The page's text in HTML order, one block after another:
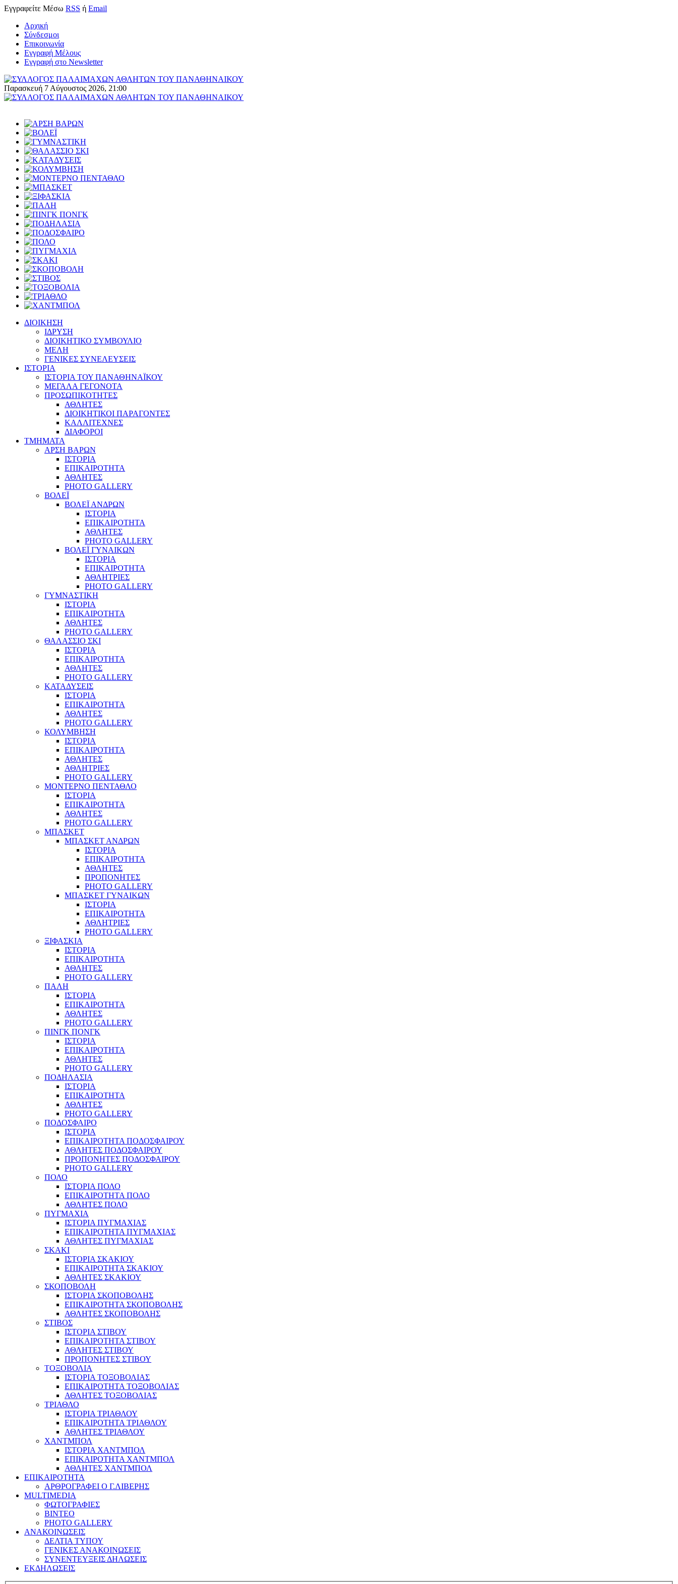
Εγγραφείτε Μέσω RSS ή Email
Αρχική
Σύνδεσμοι
Επικοινωνία
Εγγραφή Μέλους
Εγγραφή στο Newsletter
Παρασκευή 7 Αύγουστος 2026, 21:00
ΔΙΟΙΚΗΣΗ
ΙΔΡΥΣΗ
ΔΙΟΙΚΗΤΙΚΟ ΣΥΜΒΟΥΛΙΟ
ΜΕΛΗ
ΓΕΝΙΚΕΣ ΣΥΝΕΛΕΥΣΕΙΣ
ΙΣΤΟΡΙΑ
ΙΣΤΟΡΙΑ ΤΟΥ ΠΑΝΑΘΗΝΑΪΚΟΥ
ΜΕΓΑΛΑ ΓΕΓΟΝΟΤΑ
ΠΡΟΣΩΠΙΚΟΤΗΤΕΣ
ΑΘΛΗΤΕΣ
ΔΙΟΙΚΗΤΙΚΟΙ ΠΑΡΑΓΟΝΤΕΣ
ΚΑΛΛΙΤΕΧΝΕΣ
ΔΙΑΦΟΡΟΙ
ΤΜΗΜΑΤΑ
ΑΡΣΗ ΒΑΡΩΝ
ΙΣΤΟΡΙΑ
ΕΠΙΚΑΙΡΟΤΗΤΑ
ΑΘΛΗΤΕΣ
PHOTO GALLERY
ΒΟΛΕΪ
ΒΟΛΕΪ ΑΝΔΡΩΝ
ΙΣΤΟΡΙΑ
ΕΠΙΚΑΙΡΟΤΗΤΑ
ΑΘΛΗΤΕΣ
PHOTO GALLERY
ΒΟΛΕΪ ΓΥΝΑΙΚΩΝ
ΙΣΤΟΡΙΑ
ΕΠΙΚΑΙΡΟΤΗΤΑ
ΑΘΛΗΤΡΙΕΣ
PHOTO GALLERY
ΓΥΜΝΑΣΤΙΚΗ
ΙΣΤΟΡΙΑ
ΕΠΙΚΑΙΡΟΤΗΤΑ
ΑΘΛΗΤΕΣ
PHOTO GALLERY
ΘΑΛΑΣΣΙΟ ΣΚΙ
ΙΣΤΟΡΙΑ
ΕΠΙΚΑΙΡΟΤΗΤΑ
ΑΘΛΗΤΕΣ
PHOTO GALLERY
ΚΑΤΑΔΥΣΕΙΣ
ΙΣΤΟΡΙΑ
ΕΠΙΚΑΙΡΟΤΗΤΑ
ΑΘΛΗΤΕΣ
PHOTO GALLERY
ΚΟΛΥΜΒΗΣΗ
ΙΣΤΟΡΙΑ
ΕΠΙΚΑΙΡΟΤΗΤΑ
ΑΘΛΗΤΕΣ
ΑΘΛΗΤΡΙΕΣ
PHOTO GALLERY
ΜΟΝΤΕΡΝΟ ΠΕΝΤΑΘΛΟ
ΙΣΤΟΡΙΑ
ΕΠΙΚΑΙΡΟΤΗΤΑ
ΑΘΛΗΤΕΣ
PHOTO GALLERY
ΜΠΑΣΚΕΤ
ΜΠΑΣΚΕΤ ΑΝΔΡΩΝ
ΙΣΤΟΡΙΑ
ΕΠΙΚΑΙΡΟΤΗΤΑ
ΑΘΛΗΤΕΣ
ΠΡΟΠΟΝΗΤΕΣ
PHOTO GALLERY
ΜΠΑΣΚΕΤ ΓΥΝΑΙΚΩΝ
ΙΣΤΟΡΙΑ
ΕΠΙΚΑΙΡΟΤΗΤΑ
ΑΘΛΗΤΡΙΕΣ
PHOTO GALLERY
ΞΙΦΑΣΚΙΑ
ΙΣΤΟΡΙΑ
ΕΠΙΚΑΙΡΟΤΗΤΑ
ΑΘΛΗΤΕΣ
PHOTO GALLERY
ΠΑΛΗ
ΙΣΤΟΡΙΑ
ΕΠΙΚΑΙΡΟΤΗΤΑ
ΑΘΛΗΤΕΣ
PHOTO GALLERY
ΠΙΝΓΚ ΠΟΝΓΚ
ΙΣΤΟΡΙΑ
ΕΠΙΚΑΙΡΟΤΗΤΑ
ΑΘΛΗΤΕΣ
PHOTO GALLERY
ΠΟΔΗΛΑΣΙΑ
ΙΣΤΟΡΙΑ
ΕΠΙΚΑΙΡΟΤΗΤΑ
ΑΘΛΗΤΕΣ
PHOTO GALLERY
ΠΟΔΟΣΦΑΙΡΟ
ΙΣΤΟΡΙΑ
ΕΠΙΚΑΙΡΟΤΗΤΑ ΠΟΔΟΣΦΑΙΡΟΥ
ΑΘΛΗΤΕΣ ΠΟΔΟΣΦΑΙΡΟΥ
ΠΡΟΠΟΝΗΤΕΣ ΠΟΔΟΣΦΑΙΡΟΥ
PHOTO GALLERY
ΠΟΛΟ
ΙΣΤΟΡΙΑ ΠΟΛΟ
ΕΠΙΚΑΙΡΟΤΗΤΑ ΠΟΛΟ
ΑΘΛΗΤΕΣ ΠΟΛΟ
ΠΥΓΜΑΧΙΑ
ΙΣΤΟΡΙΑ ΠΥΓΜΑΧΙΑΣ
ΕΠΙΚΑΙΡΟΤΗΤΑ ΠΥΓΜΑΧΙΑΣ
ΑΘΛΗΤΕΣ ΠΥΓΜΑΧΙΑΣ
ΣΚΑΚΙ
ΙΣΤΟΡΙΑ ΣΚΑΚΙΟΥ
ΕΠΙΚΑΙΡΟΤΗΤΑ ΣΚΑΚΙΟΥ
ΑΘΛΗΤΕΣ ΣΚΑΚΙΟΥ
ΣΚΟΠΟΒΟΛΗ
ΙΣΤΟΡΙΑ ΣΚΟΠΟΒΟΛΗΣ
ΕΠΙΚΑΙΡΟΤΗΤΑ ΣΚΟΠΟΒΟΛΗΣ
ΑΘΛΗΤΕΣ ΣΚΟΠΟΒΟΛΗΣ
ΣΤΙΒΟΣ
ΙΣΤΟΡΙΑ ΣΤΙΒΟΥ
ΕΠΙΚΑΙΡΟΤΗΤΑ ΣΤΙΒΟΥ
ΑΘΛΗΤΕΣ ΣΤΙΒΟΥ
ΠΡΟΠΟΝΗΤΕΣ ΣΤΙΒΟΥ
ΤΟΞΟΒΟΛΙΑ
ΙΣΤΟΡΙΑ ΤΟΞΟΒΟΛΙΑΣ
ΕΠΙΚΑΙΡΟΤΗΤΑ ΤΟΞΟΒΟΛΙΑΣ
ΑΘΛΗΤΕΣ ΤΟΞΟΒΟΛΙΑΣ
ΤΡΙΑΘΛΟ
ΙΣΤΟΡΙΑ ΤΡΙΑΘΛΟΥ
ΕΠΙΚΑΙΡΟΤΗΤΑ ΤΡΙΑΘΛΟΥ
ΑΘΛΗΤΕΣ ΤΡΙΑΘΛΟΥ
ΧΑΝΤΜΠΟΛ
ΙΣΤΟΡΙΑ ΧΑΝΤΜΠΟΛ
ΕΠΙΚΑΙΡΟΤΗΤΑ ΧΑΝΤΜΠΟΛ
ΑΘΛΗΤΕΣ ΧΑΝΤΜΠΟΛ
ΕΠΙΚΑΙΡΟΤΗΤΑ
ΑΡΘΡΟΓΡΑΦΕΙ Ο Γ.ΛΙΒΕΡΗΣ
MULTIMEDIA
ΦΩΤΟΓΡΑΦΙΕΣ
ΒΙΝΤΕΟ
PHOTO GALLERY
ΑΝΑΚΟΙΝΩΣΕΙΣ
ΔΕΛΤΙΑ ΤΥΠΟΥ
ΓΕΝΙΚΕΣ ΑΝΑΚΟΙΝΩΣΕΙΣ
ΣΥΝΕΝΤΕΥΞΕΙΣ ΔΗΛΩΣΕΙΣ
ΕΚΔΗΛΩΣΕΙΣ